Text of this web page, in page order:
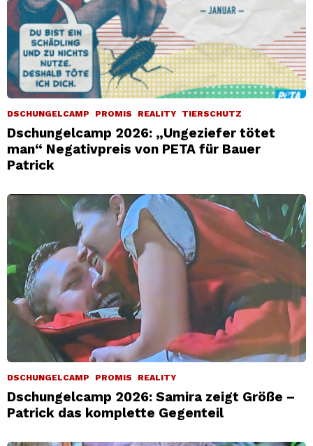
DSCHUNGELCAMP PROMIS REALITY TIERSCHUTZ
Dschungelcamp 2026: „Ungeziefer tötet
man“ Negativpreis von PETA für Bauer
Patrick
DSCHUNGELCAMP PROMIS REALITY
Dschungelcamp 2026: Samira zeigt Größe –
Patrick das komplette Gegenteil